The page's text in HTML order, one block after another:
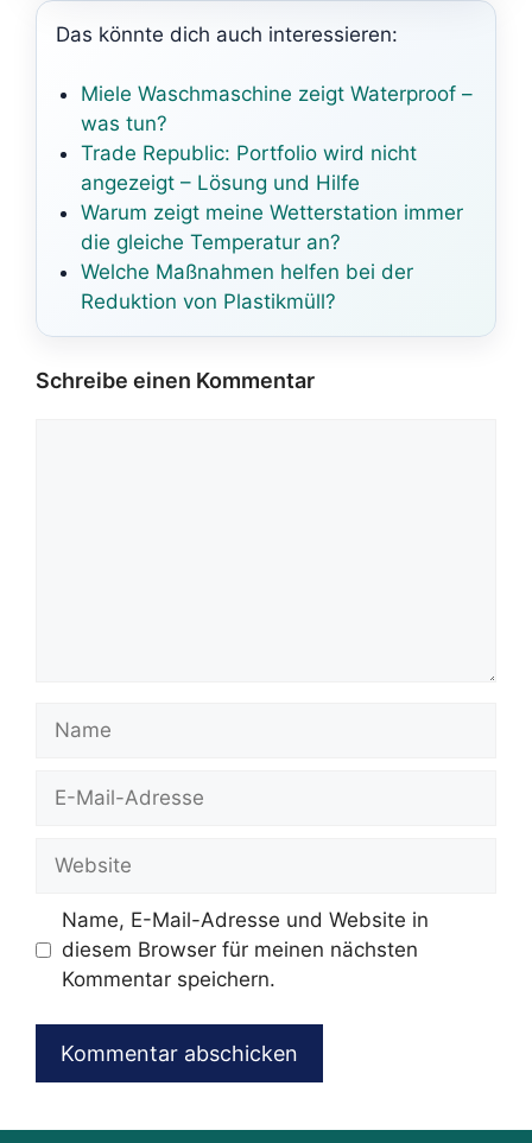
Das könnte dich auch interessieren:
Miele Waschmaschine zeigt Waterproof –
was tun?
Trade Republic: Portfolio wird nicht
angezeigt – Lösung und Hilfe
Warum zeigt meine Wetterstation immer
die gleiche Temperatur an?
Welche Maßnahmen helfen bei der
Reduktion von Plastikmüll?
Schreibe einen Kommentar
Mail-
Name, E-Mail-Adresse und Website in
diesem Browser für meinen nächsten
Kommentar speichern.